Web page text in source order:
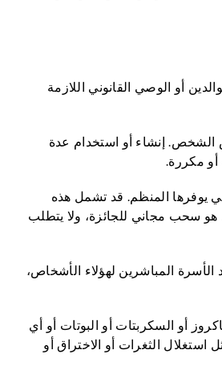
أو الوصي القانوني اللازمة
إنشاء أو استخدام عدة
أو مكررة.
يوفرها المنظم. قد تشمل هذه
سحب مجاني للجائزة، ولا يتطلب
الأسرة المباشرين لهؤلاء الأشخاص،
أو السكربتات أو البوتات أو أي
الثغرات أو الاختراق أو